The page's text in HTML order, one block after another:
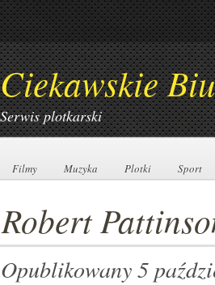
Ciekawskie
Serwis plotkarski
Filmy
Filmy Muzyka
Muzyka Plotki
Plotki Sport
Sport
Robert
Opublikowany 5